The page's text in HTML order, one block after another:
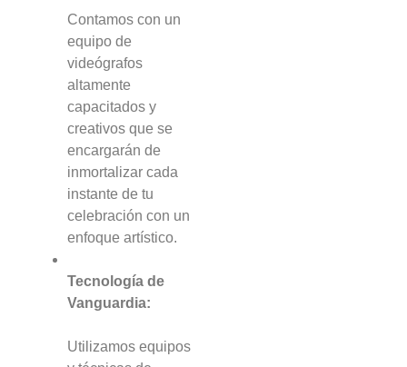
Contamos con un
equipo de
videógrafos
altamente
capacitados y
creativos que se
encargarán de
inmortalizar cada
instante de tu
celebración con un
enfoque artístico.
Tecnología de
Vanguardia:
Utilizamos equipos